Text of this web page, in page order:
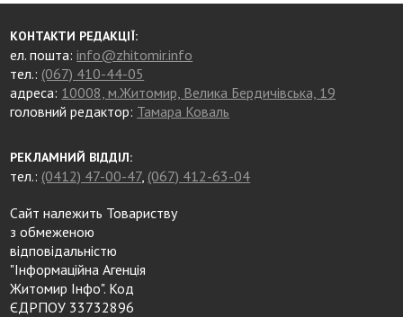
КОНТАКТИ РЕДАКЦІЇ:
ел. пошта:info@zhitomir.info
тел.: (067) 410-44-05
адреса: 10008, м.Житомир, Велика Бердичівська, 19
головний редактор: Тамара Коваль
РЕКЛАМНИЙ ВІДДІЛ:
тел.: (0412) 47-00-47, (067) 412-63-04
Сайт належить Товариству
з обмеженою
відповідальністю
"Інформаційна Агенція
Житомир Інфо". Код
ЄДРПОУ 33732896